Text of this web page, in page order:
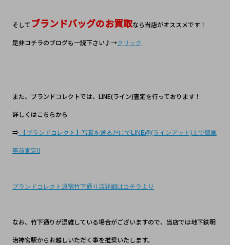
そしてブランドバッグのお買取なら当店がオススメです！
是非コチラのブログも一読下さい♪→クリック
また、ブランドコレクトでは、LINE(ライン)査定を行っております！
詳しくはこちらから
⇒【ブランドコレクト】写真を送るだけでLINE@(ラインアット)上で簡単
事前査定!!
ブランドコレクト原宿竹下通り店詳細はコチラより
なお、竹下通りが混雑している場合がございますので、当店では地下鉄明
治神宮駅からお越しいただく事を推奨いたします。